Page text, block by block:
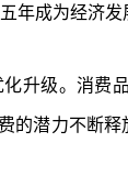
年成为经济发
升级。消费
的潜力不断